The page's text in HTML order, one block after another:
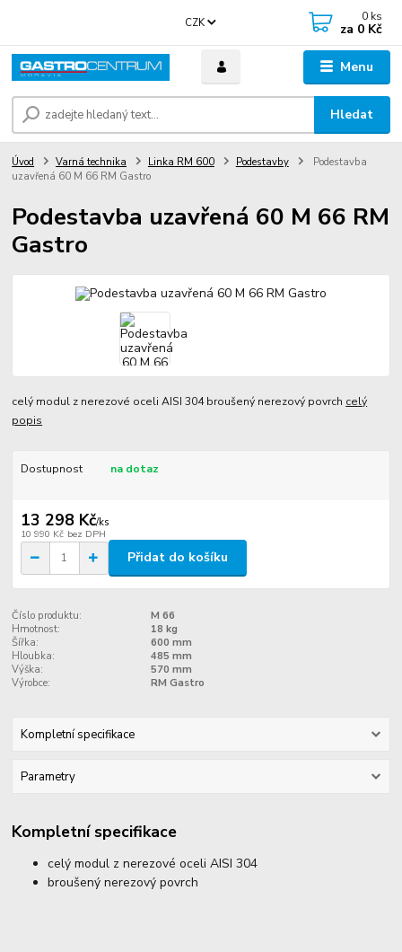
Menu
CZK
Hledat
0 ks
za 0 Kč
Úvod Varná technika Linka RM 600 Podestavby
Podestavba
uzavřená 60 M 66 RM Gastro
Podestavba uzavřená 60 M 66 RM
Gastro
celý modul z nerezové oceli AISI 304 broušený nerezový povrch celý
popis
Dostupnost na dotaz
13 298 Kč/ks
10 990 Kč bez DPH
Přidat do košíku
Číslo produktu:
M 66
Hmotnost:
18 kg
Šířka:
600 mm
Hloubka:
485 mm
Výška:
570 mm
Výrobce:
RM Gastro
Kompletní specifikace
Parametry
Kompletní specifikace
celý modul z nerezové oceli AISI 304
broušený nerezový povrch